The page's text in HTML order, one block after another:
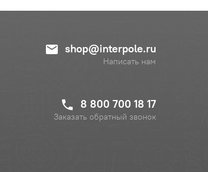
shop@interpole.ru
Написать нам
8 800 700 18 17
Заказать обратный звонок